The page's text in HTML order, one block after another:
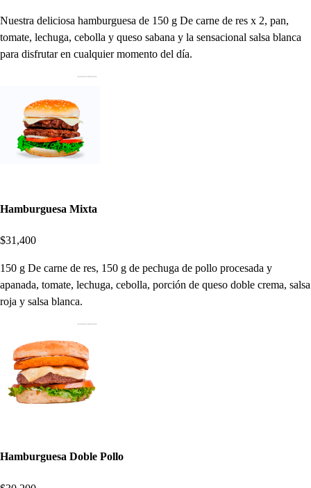
Nuestra deliciosa hamburguesa de 150 g De carne de res x 2, pan,
tomate, lechuga, cebolla y queso sabana y la sensacional salsa blanca
para disfrutar en cualquier momento del día.
Hamburguesa Mixta
$31,400
150 g De carne de res, 150 g de pechuga de pollo procesada y
apanada, tomate, lechuga, cebolla, porción de queso doble crema, salsa
roja y salsa blanca.
Hamburguesa Doble Pollo